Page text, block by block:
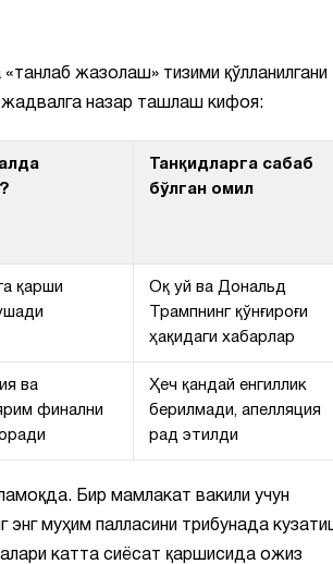
жазолаш» тизими қўлланилгани
жадвалга назар ташлаш кифоя:
Танқидларга сабаб
бўлган омил
қарши
Оқ уй ва Дональд
Трампнинг қўнғироғи
ҳақидаги хабарлар
ва
финални
Ҳеч қандай енгиллик
берилмади, апелляция
рад этилди
Бир мамлакат вакили учун
энг муҳим палласини трибунада
катта сиёсат қаршисида ожиз